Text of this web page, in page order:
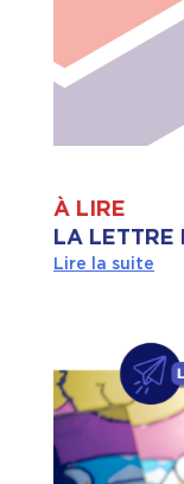
À LIRE
LA LETTRE
Lire la suite